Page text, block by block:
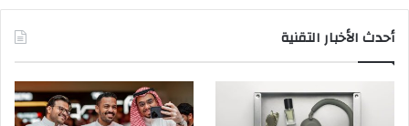
أحدث الأخبار التقنية